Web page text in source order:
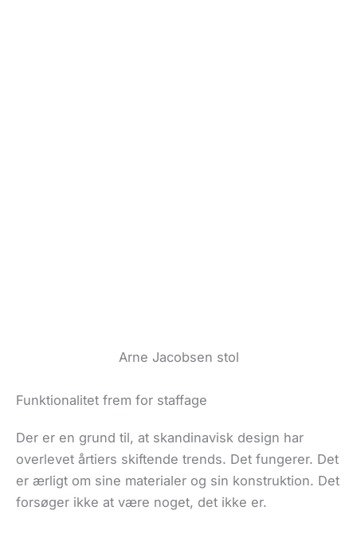
Arne Jacobsen stol
Funktionalitet frem for staffage
Der er en grund til, at skandinavisk design har
overlevet årtiers skiftende trends. Det fungerer. Det
er ærligt om sine materialer og sin konstruktion. Det
forsøger ikke at være noget, det ikke er.